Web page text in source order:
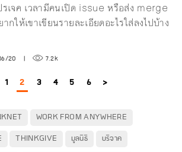
รเจค เวลามีคนเปิด issue หรือส่ง merge
ให้เขาเขียนรายละเอียดอะไรใส่ลงไปบ้าง
20 | 7.2k
1 2 3 4 5 6 >
WORK FROM ANYWHERE
THINKGIVE มูลนิธิ
บริจาค